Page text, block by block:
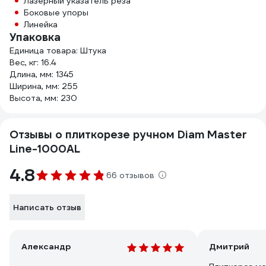
Боковые упоры
Линейка
Упаковка
Единица товара: Штука
Вес, кг: 16.4
Длина, мм: 1345
Ширина, мм: 255
Высота, мм: 230
Отзывы о плиткорезе ручном Diam Master
Line-1000AL
4.8 66 отзывов
Написать отзыв
Александр
Дмитрий